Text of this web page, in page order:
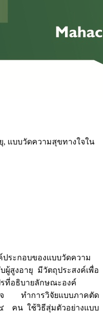
, แบบวัดความสุขทางใจใน
ประกอบของแบบวัดความ
ผู้สูงอายุ มีวัตถุประสงค์เพื่อ
ที่อธิบายลักษณะองค์
จ ทำการวิจัยแบบภาคตัด
คน ใช้วิธีสุ่มตัวอย่างแบบ